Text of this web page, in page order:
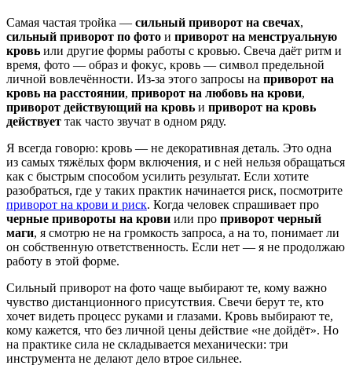
Самая частая тройка — сильный приворот на свечах,
сильный приворот по фото и приворот на менструальную
кровь или другие формы работы с кровью. Свеча даёт ритм и
время, фото — образ и фокус, кровь — символ предельной
личной вовлечённости. Из-за этого запросы на приворот на
кровь на расстоянии, приворот на любовь на крови,
приворот действующий на кровь и приворот на кровь
действует так часто звучат в одном ряду.
Я всегда говорю: кровь — не декоративная деталь. Это одна
из самых тяжёлых форм включения, и с ней нельзя обращаться
как с быстрым способом усилить результат. Если хотите
разобраться, где у таких практик начинается риск, посмотрите
приворот на крови и риск. Когда человек спрашивает про
черные привороты на крови или про приворот черный
маги, я смотрю не на громкость запроса, а на то, понимает ли
он собственную ответственность. Если нет — я не продолжаю
работу в этой форме.
Сильный приворот на фото чаще выбирают те, кому важно
чувство дистанционного присутствия. Свечи берут те, кто
хочет видеть процесс руками и глазами. Кровь выбирают те,
кому кажется, что без личной цены действие «не дойдёт». Но
на практике сила не складывается механически: три
инструмента не делают дело втрое сильнее.